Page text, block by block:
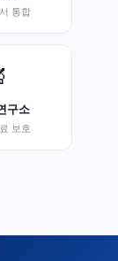
통합
구소
보호